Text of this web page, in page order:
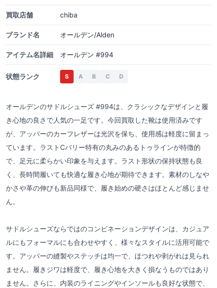
買取店舗 chiba
ブランド名 オールデン/Alden
アイテム名詳細 オールデン #994
状態ランク S A B C D
オールデンのサドルシューズ #994は、クラシックなデザインと履
き心地の良さで人気の一足です。今回買取した靴は使用済みです
が、アッパーのカーフレザーは光沢を保ち、使用感は軽度に留まっ
ています。ラストCバリー特有の丸みのあるトゥラインが特徴的
で、足元に柔らかい印象を与えます。ラスト形状の保持状態も良
く、長時間履いても快適な履き心地が期待できます。素材のしなや
かさや革の伸びも新品同様で、履き始めの硬さはほとんど感じませ
ん。
サドルシューズならではのコンビネーションデザインは、カジュア
ルにもフォーマルにも合わせやすく、様々なスタイルに活用可能で
す。アッパーの縫製やステッチは均一で、ほつれや剥がれは見られ
ません。履きジワは軽度で、履き心地を大きく損なうものではあり
ません。さらに、内装のライニングやインソールも良好な状態で、